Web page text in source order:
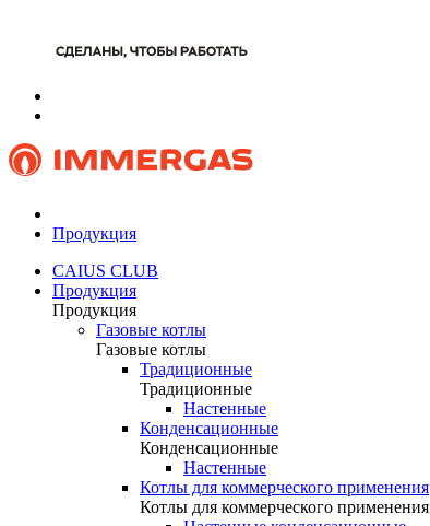
Продукция
CAIUS CLUB
Продукция
Продукция
Газовые котлы
Газовые котлы
Традиционные
Традиционные
Настенные
Конденсационные
Конденсационные
Настенные
Котлы для коммерческого применения
Котлы для коммерческого применения